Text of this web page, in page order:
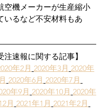
空機メーカーが生産縮小
いるなど不安材料もあ
注速報に関する記事】
年2月 2020年3月 2020年
2020年6月 2020年7月
年9月 2020年10月 2020年
月 2021年1月 2021年2月